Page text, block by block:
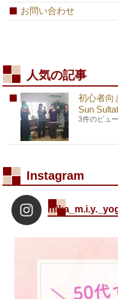
お問い合わせ
人気の記事
初心者向
Sun
3件のビュー
Instagram